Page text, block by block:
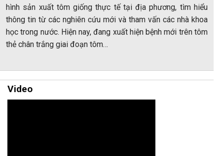
hình sản xuất tôm giống thực tế tại địa phương, tìm hiểu
thông tin từ các nghiên cứu mới và tham vấn các nhà khoa
học trong nước. Hiện nay, đang xuất hiện bệnh mới trên tôm
thẻ chân trắng giai đoạn tôm…
Video